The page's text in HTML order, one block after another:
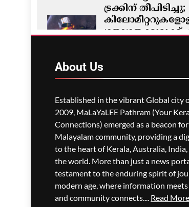
ട്രക്കിന് തീപിടിച്ചു;
ഗതാഗതക്കുരുക്ക്,
About Us
Established in the vibrant Global city
2009, MaLaYaLEE Pathram (Your
Connections) emerged as a beacon
Malayalam community, providing a
to the heart of Kerala, Australia, India,
the world. More than just a news
testament to the enduring spirit of
modern age, where information
and community connects.... Read More